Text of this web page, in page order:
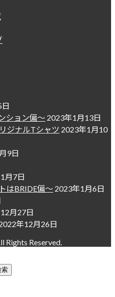
ション偏～ 2023年1月13日
ジナルTシャツ 2023年1月10
9日
月7日
はBRIDE偏～ 2023年1月6日
月27日
年12月26日
Rights Reserved.